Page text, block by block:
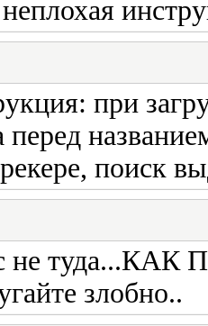
при
поиск
не
злобно..